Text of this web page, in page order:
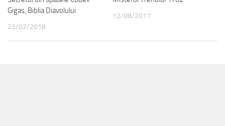
Gigas, Biblia Diavolului
23/02/2018
12/08/2017